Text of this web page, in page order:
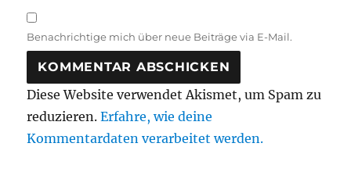
Benachrichtige mich über neue Beiträge via E-Mail.
Diese Website verwendet Akismet, um Spam zu
reduzieren.Erfahre, wie deine
Kommentardaten verarbeitet werden.